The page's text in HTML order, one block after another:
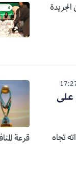
على
تجاه
قرعة